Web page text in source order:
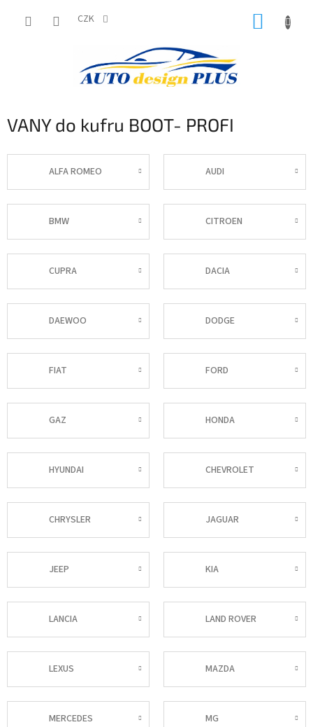
CZK
VANY do kufru BOOT- PROFI
ALFA ROMEO AUDI
BMW CITROEN
CUPRA DACIA
DAEWOO DODGE
FIAT FORD
GAZ HONDA
HYUNDAI CHEVROLET
CHRYSLER JAGUAR
JEEP KIA
LANCIA LAND ROVER
LEXUS MAZDA
MERCEDES MG